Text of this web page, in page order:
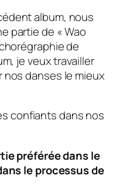
album, nous
partie de « Wao
de
je veux travailler
danses le mieux
confiants dans nos
préférée dans le
le processus de